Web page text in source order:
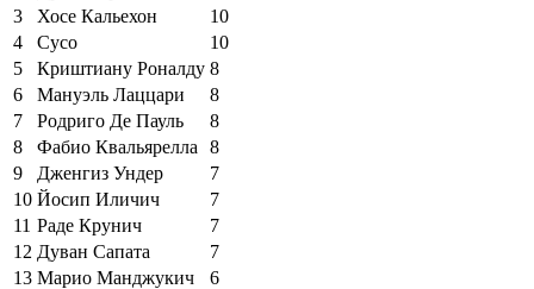
3
Хосе Кальехон
10
4
Сусо
10
5
Криштиану Роналду 8
6
Мануэль Лаццари
8
7
Родриго Де Пауль
8
8
Фабио Квальярелла
8
9
Дженгиз Ундер
7
10 Йосип Иличич
7
11 Раде Крунич
7
12 Дуван Сапата
7
13 Марио Манджукич
6